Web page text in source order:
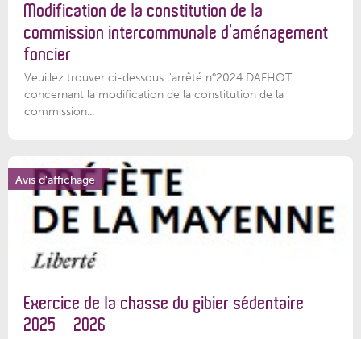
Modification de la constitution de la
commission intercommunale d’aménagement
foncier
Veuillez trouver ci-dessous l'arrêté n°2024 DAFHOT
concernant la modification de la constitution de la
commission...
Avis d'affichage
Exercice de la chasse du gibier sédentaire
2025 – 2026